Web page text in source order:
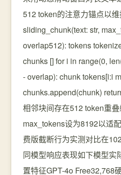
512 token的注意力锚点以
sliding_chunk(text: str,
overlap512): tokens
chunks [] for i in range(0,
- overlap): chunk tokens[i:i
chunks.append(chunk)
相邻块间存在512 token重
max_tokens设为8192以适
费版截断行为实测对比在
同模型响应表现如下模型实
置特征GPT-4o Free32,768